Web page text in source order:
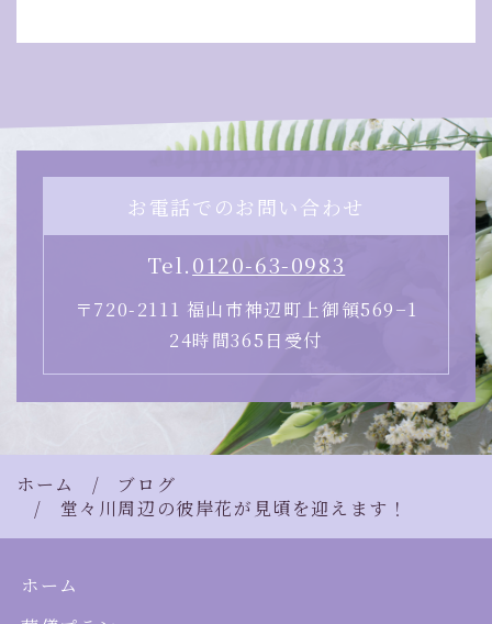
お電話でのお問い合わせ
Tel.0120-63-0983
〒720-2111 福山市神辺町上御領569−1
24時間365日受付
ホーム
ブログ
堂々川周辺の彼岸花が見頃を迎えます！
ホーム